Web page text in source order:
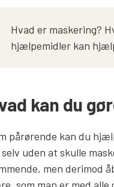
Hvad er maskering?
hjælpemidler kan
kan du
pårørende kan du
selv uden at skulle
men derimod